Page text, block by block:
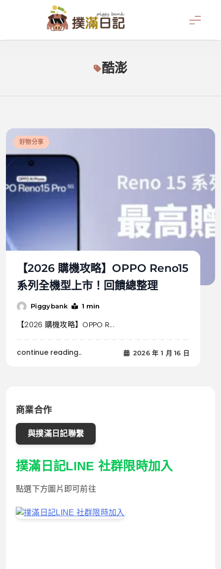
撲滿日記
酷澎
好物分享
【2026 購機攻略】OPPO Reno15
系列全機型上市！回饋總整理
Piggybank 1 min
【2026 購機攻略】OPPO R...
continue reading.. 2026 年 1 月 16 日
商業合作
與撲滿日記聯繫
撲滿日記LINE 社群限時加入
點選下方圖片即可前往